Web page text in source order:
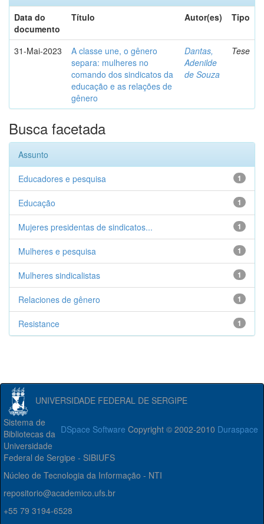
Data do
documento
Título Autor(es) Tipo
31-Mai-2023
A classe une, o gênero
separa: mulheres no
comando dos sindicatos da
educação e as relações de
gênero
Dantas,
Adenilde
de Souza
Tese
Busca facetada
Assunto
1
Educadores e pesquisa
1
Educação
1
Mujeres presidentas de sindicatos...
1
Mulheres e pesquisa
1
Mulheres sindicalistas
1
Relaciones de gênero
1
Resistance
UNIVERSIDADE FEDERAL DE SERGIPE
DSpace Software Copyright © 2002-2010 Duraspace
Sistema de
Bibliotecas da
Universidade
Federal de Sergipe - SIBIUFS
Núcleo de Tecnologia da Informação - NTI
repositorio@academico.ufs.br
+55 79 3194-6528